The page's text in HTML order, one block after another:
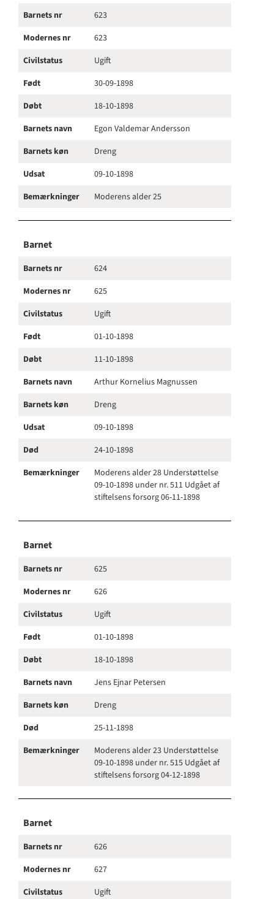
Barnets nr
623
Modernes nr
623
Civilstatus
Ugift
Født
30-09-1898
Døbt
18-10-1898
Barnets navn
Egon Valdemar Andersson
Barnets køn
Dreng
Udsat
09-10-1898
Bemærkninger
Moderens alder 25
Barnet
Barnets nr
624
Modernes nr
625
Civilstatus
Ugift
Født
01-10-1898
Døbt
11-10-1898
Barnets navn
Arthur Kornelius Magnussen
Barnets køn
Dreng
Udsat
09-10-1898
Død
24-10-1898
Bemærkninger
Moderens alder 28 Understøttelse
09-10-1898 under nr. 511 Udgået af
stiftelsens forsorg 06-11-1898
Barnet
Barnets nr
625
Modernes nr
626
Civilstatus
Ugift
Født
01-10-1898
Døbt
18-10-1898
Barnets navn
Jens Ejnar Petersen
Barnets køn
Dreng
Død
25-11-1898
Bemærkninger
Moderens alder 23 Understøttelse
09-10-1898 under nr. 515 Udgået af
stiftelsens forsorg 04-12-1898
Barnet
Barnets nr
626
Modernes nr
627
Civilstatus
Ugift